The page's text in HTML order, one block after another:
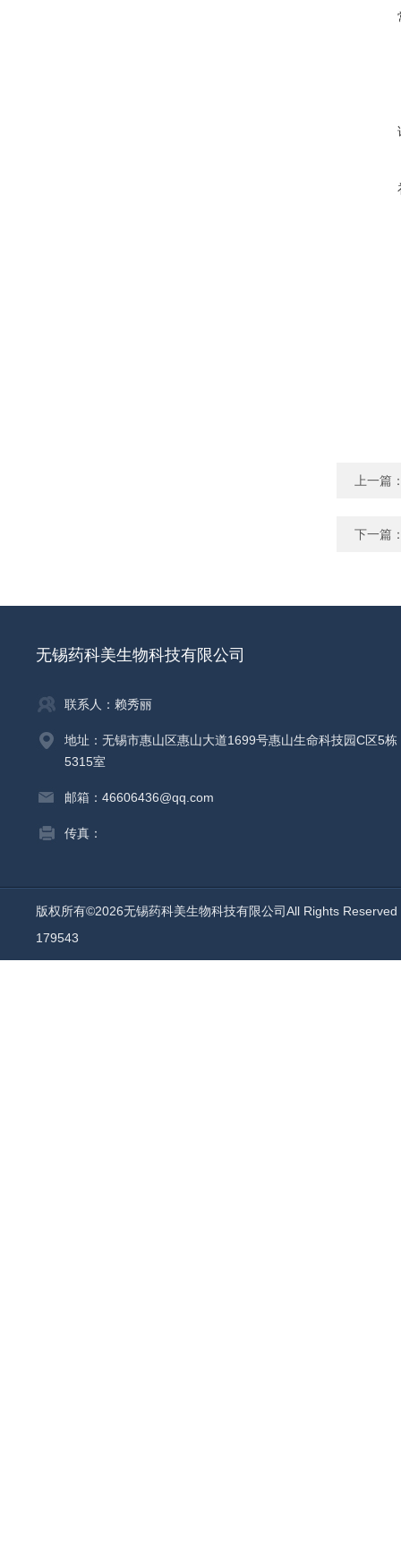
上一篇
下一篇
无锡药科美生物科技有限公司
联系人：赖秀丽
地址：无锡市惠山区惠山大道1699号惠山生命科技园C区5栋
5315室
邮箱：46606436@qq.com
传真：
版权所有©2026无锡药科美生物科技有限公司All Rights
179543